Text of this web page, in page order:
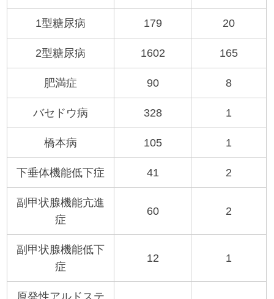
1型糖尿病 179 20
2型糖尿病 1602 165
肥満症 90 8
バセドウ病 328 1
橋本病 105 1
下垂体機能低下症 41 2
副甲状腺機能亢進
症
60 2
副甲状腺機能低下
症
12 1
原発性アルドステ